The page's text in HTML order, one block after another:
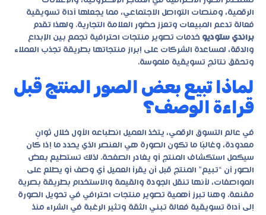
الرقمية، ومنصات التواصل الاجتماعي، مما يجعلها أداة تسويقية
فعالة تدعم المبيعات وتعزز حضور العلامة التجارية. ولهذا تقدم
براندي ستوديو خدمات تصوير منتجات احترافية تجمع بين الإبداع
والدقة، لمساعدة الشركات على إبراز منتجاتها بطريقة تجذب العملاء
وتحقق نتائج تسويقية ملموسة.
لماذا تبيع بعض الصور المنتج قبل
قراءة الوصف؟
في عالم التسوق الرقمي، يتخذ العميل انطباعه الأول خلال ثوانٍ
معدودة، وغالبًا ما تكون الصورة هي العنصر الذي يحدد ما إذا كان
سيكمل استكشاف المنتج أو يغادر الصفحة. لذلك تستطيع بعض
الصور أن “تبيع” المنتج قبل أن يقرأ العميل أي وصف أو يطلع على
المواصفات، لأنها تنقل الجودة والقيمة والاستخدام بطريقة بصرية
مقنعة. وهنا تبرز أهمية تصوير منتجات احترافي في تحويل الصورة
إلى أداة تسويقية فعالة تبني الثقة وتثير الرغبة في الشراء منذ